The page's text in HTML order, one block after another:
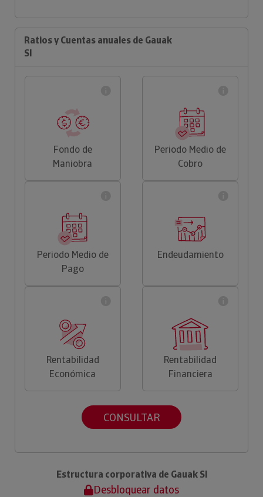
Ratios y Cuentas anuales de Gauak
Sl
Fondo de
Maniobra
Periodo Medio de
Cobro
Periodo Medio de
Pago
Endeudamiento
Rentabilidad
Económica
Rentabilidad
Financiera
CONSULTAR
Estructura corporativa de Gauak Sl
Desbloquear datos